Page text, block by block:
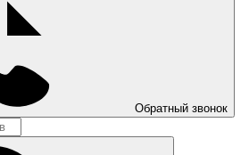
Обратный звонок